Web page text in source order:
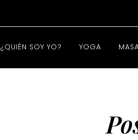
¿QUIÉN SOY YO? YOGA